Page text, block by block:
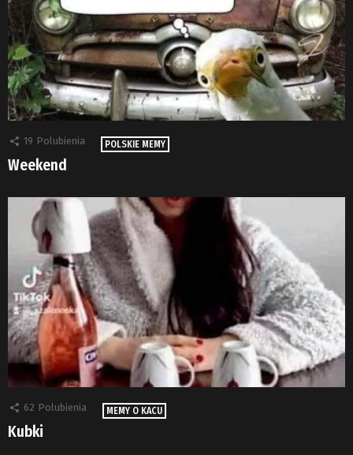
19 Polubienia POLSKIE MEMY
Weekend
62 Polubienia MEMY O KACU
Kubki